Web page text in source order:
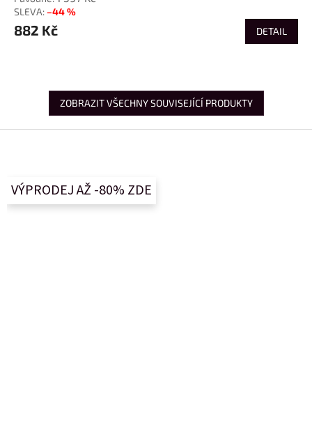
–44 %
882 Kč DETAIL
ZOBRAZIT VŠECHNY SOUVISEJÍCÍ PRODUKTY
VÝPRODEJ AŽ -80% ZDE